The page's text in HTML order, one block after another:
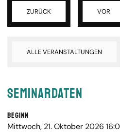
ZURÜCK VOR
ALLE VERANSTALTUNGEN
Seminardaten
Beginn
Mittwoch, 21. Oktober 2026